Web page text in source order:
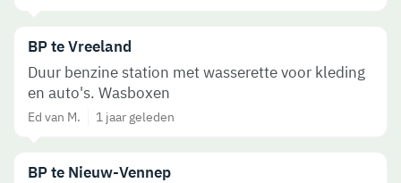
BP te Vreeland
Duur benzine station met wasserette voor kleding
en auto's. Wasboxen
Ed van M. 1 jaar geleden
BP te Nieuw-Vennep